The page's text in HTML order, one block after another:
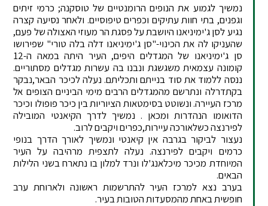
נמשיך לגמוע את הנופים הרומנטיים של טוסקנה; כרמי זיתים
וגפנים, בתי חוות עתיקים וכפרים טיפוסיים. ולאחר נסיעה קצרה
נגיע לסן ג'ימיניאנו היושבת על פסגת הר מעוזי האצולה של פעם,
שהעניקו לה את הכינוי-"סן ג'ימיניאנו דלה בלה טורי" שפירושו
סן ג'ימיניאנו של המגדלים היפים, העיר היתה במאה ה-12
קומונה עצמאית משגשגת ונבנו בה עשרות מגדלים מסתוריים.
ננסה ללמוד את סוד בנייתם ותכליתם. נעלה לכיכר הבאר,נבקר
בקתדרלה ונתרשם מהמגדלים הרבים מימי הביניים הצופים אל
מרכז העיירה. ונשוטט בסימטאות הציוריות בין כיכר פופולו וכיכר
הדואומו הנהדרות ומכאן . נמשיך לדרך הקיאנטי המובילה
לפירנצה כשלאורכה עיירות,כפרים ויקבים לרוב.
נעצור לביקור בגרבה אין קיאנטי ונמשיך לאורך הדרך בנופי
כרמים ויקבים לפירנצה. נעלה לתצפית מרהיבה על העיר
המיוחדת מכיכר מיכלאנג'לו ונרד למלון בו נתארח בשני הלילות
הבאים.
בערב נצא למרכז העיר להתרשמות ראשונה ולארוחת ערב
חופשית באחת מהמסעדות הטובות בעיר.